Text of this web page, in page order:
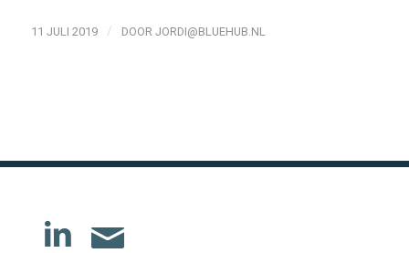
11 JULI 2019 / DOOR JORDI@BLUEHUB.NL